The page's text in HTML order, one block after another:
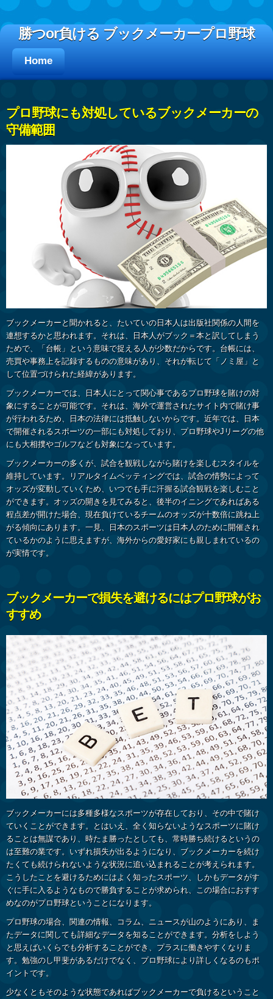
勝つor負ける ブックメーカープロ野球
Home
プロ野球にも対処しているブックメーカーの
守備範囲
ブックメーカーと聞かれると、たいていの日本人は出版社関係の人間を
連想するかと思われます。それは、日本人がブック＝本と訳してしまう
ためで、「台帳」という意味で捉える人が少数だからです。台帳には、
売買や事務上を記録するものの意味があり、それが転じて「ノミ屋」と
して位置づけられた経緯があります。
ブックメーカーでは、日本人にとって関心事であるプロ野球を賭けの対
象にすることが可能です。それは、海外で運営されたサイト内で賭け事
が行われるため、日本の法律には抵触しないからです。近年では、日本
で開催されるスポーツの一部にも対処しており、プロ野球やJリーグの他
にも大相撲やゴルフなども対象になっています。
ブックメーカーの多くが、試合を観戦しながら賭けを楽しむスタイルを
維持しています。リアルタイムベッティングでは、試合の情勢によって
オッズが変動していくため、いつでも手に汗握る試合観戦を楽しむこと
ができます。オッズの開きを見てみると、後半のイニングであればある
程点差が開けた場合、現在負けているチームのオッズが十数倍に跳ね上
がる傾向にあります。一見、日本のスポーツは日本人のために開催され
ているかのように思えますが、海外からの愛好家にも親しまれているの
が実情です。
ブックメーカーで損失を避けるにはプロ野球がお
すすめ
ブックメーカーには多種多様なスポーツが存在しており、その中で賭け
ていくことができます。とはいえ、全く知らないようなスポーツに賭け
ることは無謀であり、時たま勝ったとしても、常時勝ち続けるというの
は至難の業です。いずれ損失が出るようになり、ブックメーカーを続け
たくても続けられないような状況に追い込まれることが考えられます。
こうしたことを避けるためにはよく知ったスポーツ、しかもデータがす
ぐに手に入るようなもので勝負することが求められ、この場合におすす
めなのがプロ野球ということになります。
プロ野球の場合、関連の情報、コラム、ニュースが山のようにあり、ま
たデータに関しても詳細なデータを知ることができます。分析をしよう
と思えばいくらでも分析することができ、プラスに働きやすくなりま
す。勉強のし甲斐があるだけでなく、プロ野球により詳しくなるのもポ
イントです。
少なくともそのような状態であればブックメーカーで負けるということ